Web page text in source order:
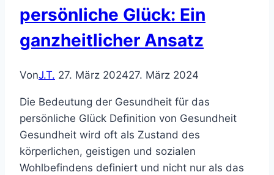
persönliche Glück: Ein
ganzheitlicher Ansatz
VonJ.T. 27. März 202427. März 2024
Die Bedeutung der Gesundheit für das
persönliche Glück Definition von Gesundheit
Gesundheit wird oft als Zustand des
körperlichen, geistigen und sozialen
Wohlbefindens definiert und nicht nur als das